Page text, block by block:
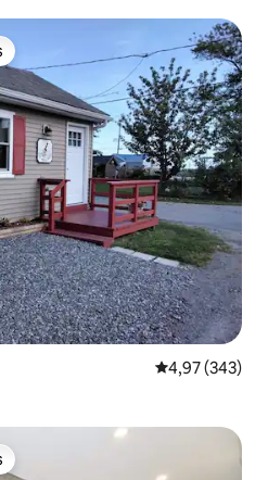
dos hóspedes
4,97 de uma
4,97 (343)
dos hóspedes